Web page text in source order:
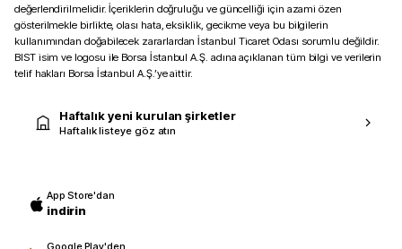
değerlendirilmelidir. İçeriklerin doğruluğu ve güncelliği için azami özen
gösterilmekle birlikte, olası hata, eksiklik, gecikme veya bu bilgilerin
kullanımından doğabilecek zararlardan İstanbul Ticaret Odası sorumlu değildir.
BIST isim ve logosu ile Borsa İstanbul A.Ş. adına açıklanan tüm bilgi ve verilerin
telif hakları Borsa İstanbul A.Ş.’ye aittir.
Haftalık yeni kurulan şirketler
Haftalık listeye göz atın
App Store'dan
indirin
Google Play'den